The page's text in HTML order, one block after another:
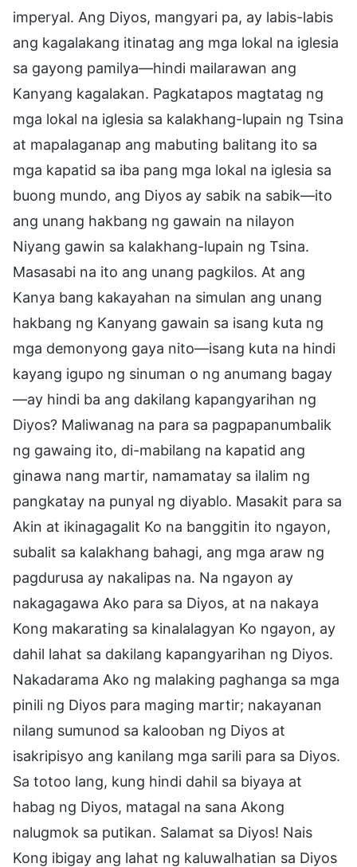
imperyal. Ang Diyos, mangyari pa, ay labis-labis
ang kagalakang itinatag ang mga lokal na iglesia
sa gayong pamilya—hindi mailarawan ang
Kanyang kagalakan. Pagkatapos magtatag ng
mga lokal na iglesia sa kalakhang-lupain ng Tsina
at mapalaganap ang mabuting balitang ito sa
mga kapatid sa iba pang mga lokal na iglesia sa
buong mundo, ang Diyos ay sabik na sabik—ito
ang unang hakbang ng gawain na nilayon
Niyang gawin sa kalakhang-lupain ng Tsina.
Masasabi na ito ang unang pagkilos. At ang
Kanya bang kakayahan na simulan ang unang
hakbang ng Kanyang gawain sa isang kuta ng
mga demonyong gaya nito—isang kuta na hindi
kayang igupo ng sinuman o ng anumang bagay
—ay hindi ba ang dakilang kapangyarihan ng
Diyos? Maliwanag na para sa pagpapanumbalik
ng gawaing ito, di-mabilang na kapatid ang
ginawa nang martir, namamatay sa ilalim ng
pangkatay na punyal ng diyablo. Masakit para sa
Akin at ikinagagalit Ko na banggitin ito ngayon,
subalit sa kalakhang bahagi, ang mga araw ng
pagdurusa ay nakalipas na. Na ngayon ay
nakagagawa Ako para sa Diyos, at na nakaya
Kong makarating sa kinalalagyan Ko ngayon, ay
dahil lahat sa dakilang kapangyarihan ng Diyos.
Nakadarama Ako ng malaking paghanga sa mga
pinili ng Diyos para maging martir; nakayanan
nilang sumunod sa kalooban ng Diyos at
isakripisyo ang kanilang mga sarili para sa Diyos.
Sa totoo lang, kung hindi dahil sa biyaya at
habag ng Diyos, matagal na sana Akong
nalugmok sa putikan. Salamat sa Diyos! Nais
Kong ibigay ang lahat ng kaluwalhatian sa Diyos